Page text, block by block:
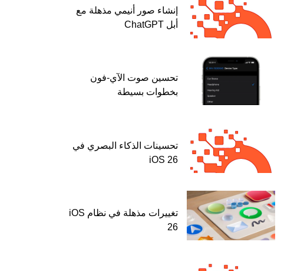
إنشاء صور أنيمي مذهلة مع
أبل ChatGPT
تحسين صوت الآي-فون
بخطوات بسيطة
تحسينات الذكاء البصري في
iOS 26
تغييرات مذهلة في نظام iOS
26